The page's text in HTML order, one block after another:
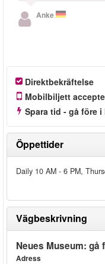
Anke
Direktbekräftelse
Mobilbiljett
Spara tid - gå före i
Öppettider
Daily 10 AM - 6 PM,
Vägbeskrivning
Neues Museum: gå
Adress